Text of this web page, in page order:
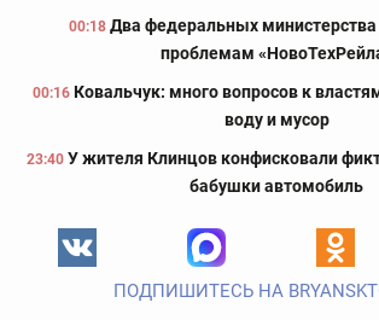
00:18 Два федеральных
проблемам
00:16 Ковальчук: много вопросов к
воду и мусор
23:40 У жителя Клинцов конфисковали
бабушки автомобиль
ПОДПИШИТЕСЬ НА